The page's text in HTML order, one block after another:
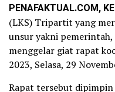
PENAFAKTUAL.COM,
(LKS) Tripartit yang
unsur yakni pemerintah,
menggelar giat rapat
2023, Selasa, 29
Rapat tersebut dipimpin